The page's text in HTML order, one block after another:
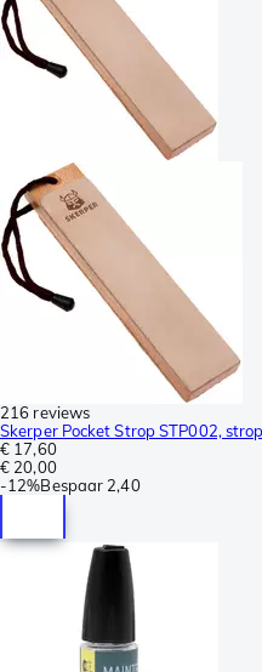
216 reviews
Skerper Pocket Strop STP002,
€ 17,60
€ 20,00
-12%Bespaar 2,40